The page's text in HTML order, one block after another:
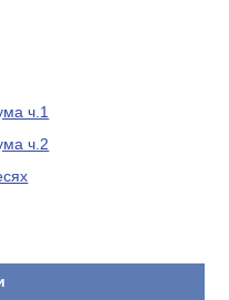
ч.1
ч.2